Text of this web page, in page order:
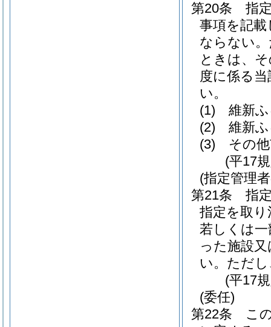
第20条
指
事項を記
ならない。
ときは、
度に係る
い。
(1)
維新
(2)
維新
(3)
その
(平17
(指定管理
第21条
指
指定を取
若しくは
った施設
い。 ただ
(平17
(委任)
第22条
こ